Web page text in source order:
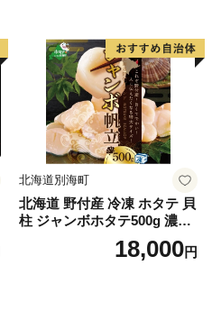
満足 美味しい 贈答 生食用 刺
身 お刺身 刺し身 魚介類 海鮮
冷凍 厚切り 薄切り ふるさと
納税 ふるさとチョイス チョ
イス 北海道 白糠町
北海道別海町
北海道 野付産 冷凍 ホタテ 貝
柱 ジャンボホタテ500g 濃厚
な旨味と甘み （ほたて ホタ
テ 帆立 貝柱 ホタテ貝柱 大玉
18,000円